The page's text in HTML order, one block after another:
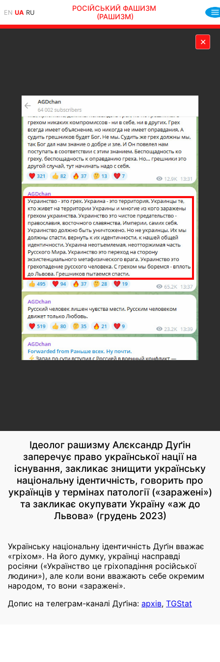
EN UA RU
РОСІЙСЬКИЙ ФАШИЗМ
(РАШИЗМ)
✕
Ідеолог рашизму Алєксандр Дуґін
заперечує право української нації на
існування, закликає знищити українську
національну ідентичність, говорить про
українців у термінах патології («заражені»)
та закликає окупувати Україну «аж до
Львова» (грудень 2023)
Українську національну ідентичність Дуґін вважає
«гріхом». На його думку, українці насправді
росіяни («Українство це гріхопадіння російської
людини»), але коли вони вважають себе окремим
народом, то вони «заражені».
Допис на телеграм-каналі Дуґіна: архів, TGStat